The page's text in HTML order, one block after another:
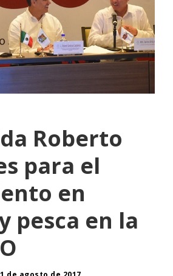
Roberto
para el
en
pesca en la